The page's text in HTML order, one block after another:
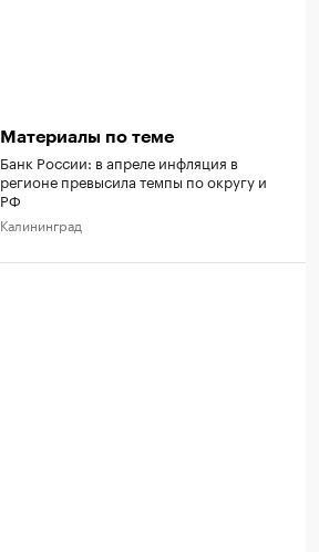
Материалы по теме
Банк России: в апреле инфляция в
регионе превысила темпы по округу и
РФ
Калининград